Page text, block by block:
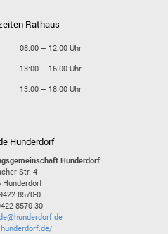
Rathaus
08:00 – 12:00 Uhr
13:00 – 16:00 Uhr
13:00 – 18:00 Uhr
Hunderdorf
Hunderdorf
Str. 4
Hunderdorf
8570-0
8570-30